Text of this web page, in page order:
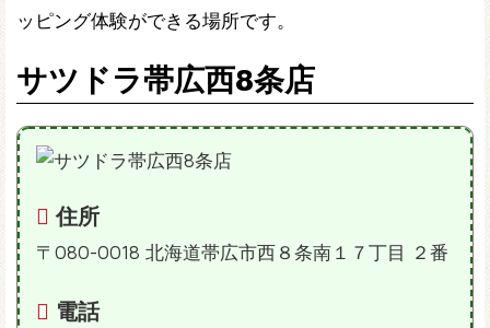
ッピング体験ができる場所です。
サツドラ帯広西8条店
住所
〒080-0018 北海道帯広市西８条南１７丁目 ２番
電話